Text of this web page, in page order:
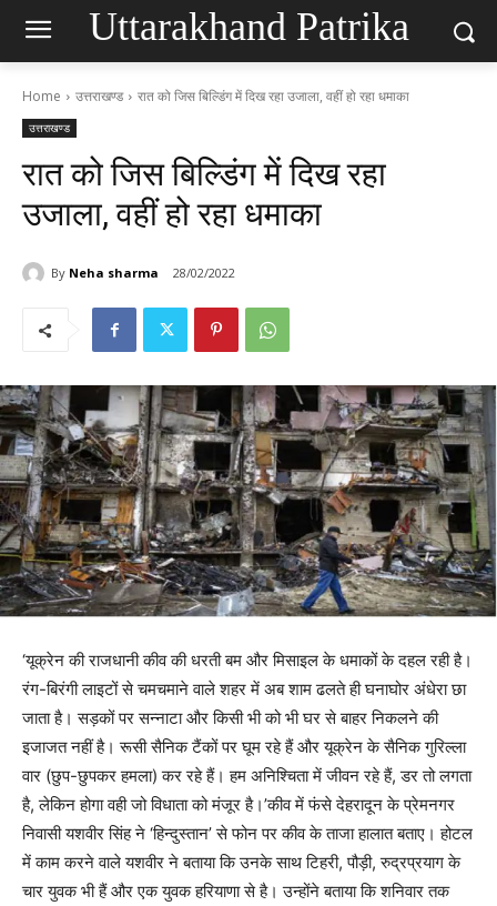
Uttarakhand Patrika
Home उत्तराखण्ड रात को जिस बिल्डिंग में दिख रहा उजाला, वहीं हो रहा धमाका
उत्तराखण्ड
रात को जिस बिल्डिंग में दिख रहा
उजाला, वहीं हो रहा धमाका
By Neha sharma 28/02/2022
‘यूक्रेन की राजधानी कीव की धरती बम और मिसाइल के धमाकों के दहल रही है।
रंग-बिरंगी लाइटों से चमचमाने वाले शहर में अब शाम ढलते ही घनाघोर अंधेरा छा
जाता है। सड़कों पर सन्नाटा और किसी भी को भी घर से बाहर निकलने की
इजाजत नहीं है। रूसी सैनिक टैंकों पर घूम रहे हैं और यूक्रेन के सैनिक गुरिल्ला
वार (छुप-छुपकर हमला) कर रहे हैं। हम अनिश्चिता में जीवन रहे हैं, डर तो लगता
है, लेकिन होगा वही जो विधाता को मंजूर है।’कीव में फंसे देहरादून के प्रेमनगर
निवासी यशवीर सिंह ने ‘हिन्दुस्तान’ से फोन पर कीव के ताजा हालात बताए। होटल
में काम करने वाले यशवीर ने बताया कि उनके साथ टिहरी, पौड़ी, रुद्रप्रयाग के
चार युवक भी हैं और एक युवक हरियाणा से है। उन्होंने बताया कि शनिवार तक